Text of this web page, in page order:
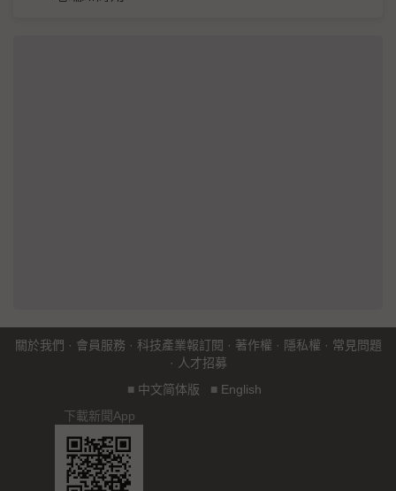
關於我們 · 會員服務 · 科技產業報訂閱 · 著作權 · 隱私權 · 常見問題
· 人才招募
■ 中文简体版 ■ English
下載新聞App